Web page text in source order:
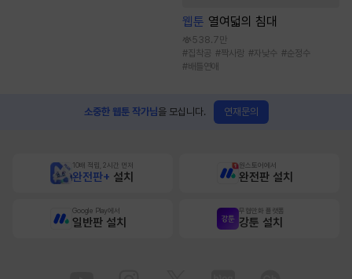
웹툰 열여덟의 침대
538.7만
#집착공 #짝사랑 #자낮수 #순정수
#배틀연애
소중한 웹툰 작가님을 모십니다. 연재문의
10배 적립, 2시간 먼저
완전판+ 설치
원스토어에서
완전판 설치
Google Play에서
일반판 설치
무협만화 플랫폼
강툰 설치